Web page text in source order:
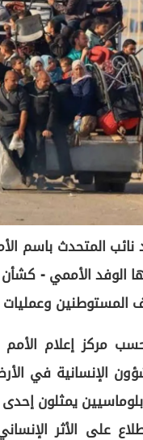
نائب المتحدث باسم
الوفد الأممي -
المستوطنين وعمليات
مركز إعلام
الإنسانية في
يمثلون
على الأثر